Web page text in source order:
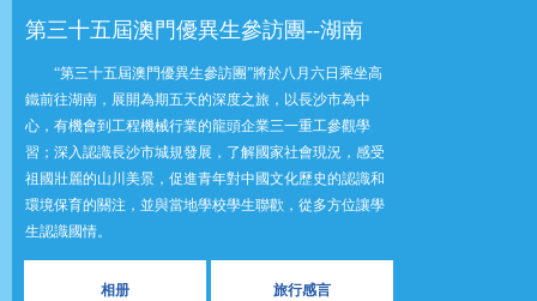
第三十五屆澳門優異生參訪團--湖南
“第三十五屆澳門優異生參訪團”將於八月六日乘坐高
鐵前往湖南，展開為期五天的深度之旅，以長沙市為中
心，有機會到工程機械行業的龍頭企業三一重工參觀學
習；深入認識長沙市城規發展，了解國家社會現況，感受
祖國壯麗的山川美景，促進青年對中國文化歷史的認識和
環境保育的關注，並與當地學校學生聯歡，從多方位讓學
生認識國情。
相册 旅行感言